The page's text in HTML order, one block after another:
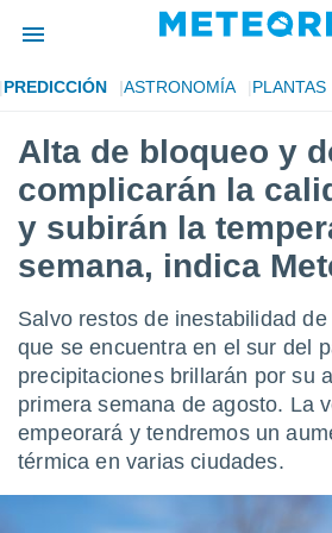
de
por
la
que se
calidad.
las
y
forma
digital
basada
PREDICCIÓN ASTRONOMÍA PLANTAS
Alta de bloqueo y
complicarán la
y subirán la
semana, indica
Salvo restos de inestabilidad
que se encuentra en el sur del
precipitaciones brillarán por su
primera semana de agosto. La
empeorará y tendremos un
térmica en varias ciudades.